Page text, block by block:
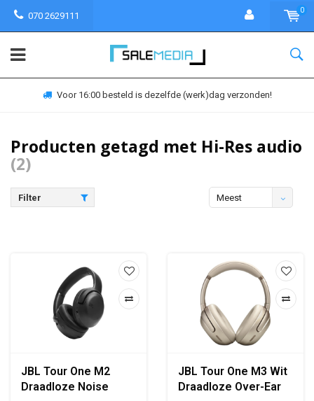
070 2629111
0
Voor 16:00 besteld is dezelfde (werk)dag verzonden!
Producten getagd met Hi-Res audio
(2)
Filter
Meest
JBL Tour One M2
Draadloze Noise
JBL Tour One M3 Wit
Draadloze Over-Ear